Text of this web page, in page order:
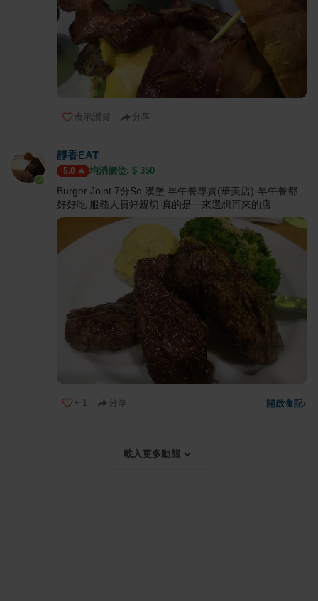
表示讚賞 分享
靜香EAT
5.0 均消價位: $ 350
Burger Joint 7分So 漢堡 早午餐專賣(華美店)-早午餐都
好好吃 服務人員好親切 真的是一來還想再來的店
+ 1 分享 開啟食記›
載入更多動態